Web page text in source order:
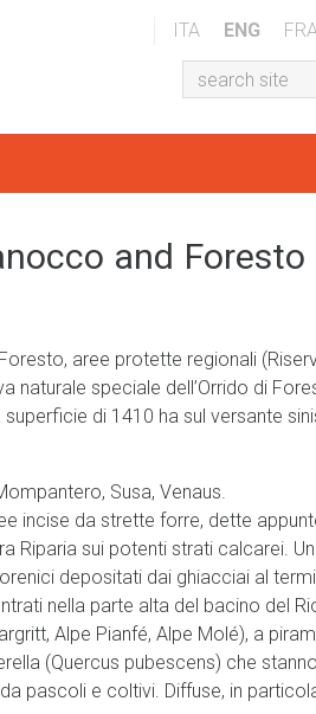
ITA ENG
and Foresto
aree protette regionali
naturale speciale dell’Orrido di
di 1410 ha sul versante
Susa, Venaus.
incise da strette forre, dette
Riparia sui potenti strati calcarei.
depositati dai ghiacciai al
nella parte alta del bacino del
Alpe Pianfé, Alpe Molé), a
(Quercus pubescens) che
pascoli e coltivi. Diffuse, in